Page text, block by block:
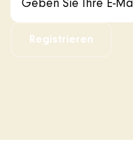
Registrieren